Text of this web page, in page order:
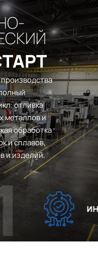
отливка
металлов и
обработка
и сплавов,
и изделий.